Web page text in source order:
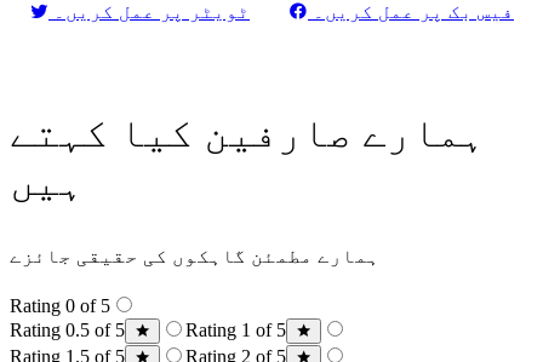
ٹویٹر پر عمل کریں۔
فیس بک پر عمل کریں۔
ہمارے صارفین کیا کہتے
ہیں
ہمارے مطمئن گاہکوں کی حقیقی جائزے
Rating 0 of 5
Rating 0.5 of 5
Rating 1 of 5
Rating 1.5 of 5
Rating 2 of 5